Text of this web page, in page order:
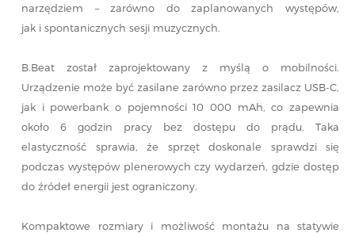
narzędziem – zarówno do zaplanowanych występów,
jak i spontanicznych sesji muzycznych.
B.Beat został zaprojektowany z myślą o mobilności.
Urządzenie może być zasilane zarówno przez zasilacz USB-C,
jak i powerbank o pojemności 10 000 mAh, co zapewnia
około 6 godzin pracy bez dostępu do prądu. Taka
elastyczność sprawia, że sprzęt doskonale sprawdzi się
podczas występów plenerowych czy wydarzeń, gdzie dostęp
do źródeł energii jest ograniczony.
Kompaktowe rozmiary i możliwość montażu na statywie